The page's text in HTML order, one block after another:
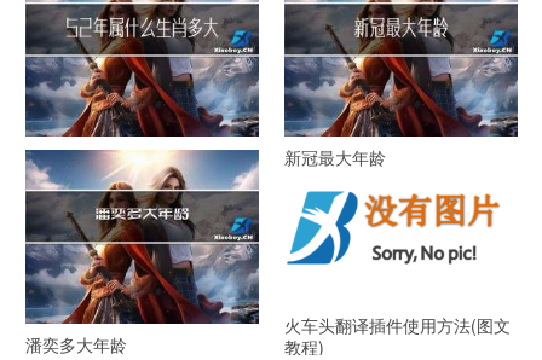
52年属什么生肖多大年龄 新冠最大年龄
潘奕多大年龄
火车头翻译插件使用方法(图文
教程)